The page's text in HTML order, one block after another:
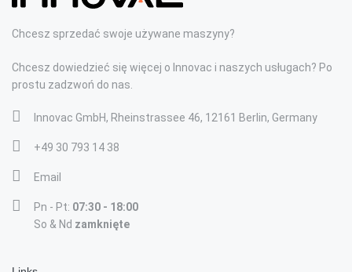
Chcesz sprzedać swoje używane maszyny?
Chcesz dowiedzieć się więcej o Innovac i naszych usługach? Po
prostu zadzwoń do nas.
Innovac GmbH, Rheinstrassee 46, 12161 Berlin, Germany
+49 30 793 14 38
Email
Pn - Pt: 07:30 - 18:00
So & Nd zamknięte